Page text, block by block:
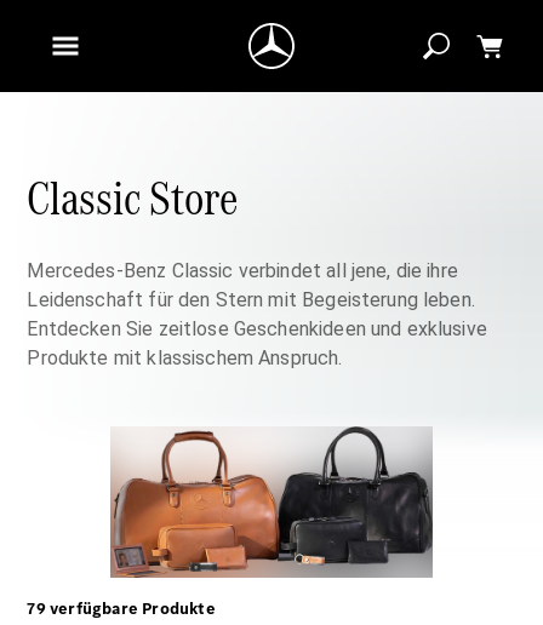
Classic Store
Mercedes‑Benz Classic verbindet all jene, die ihre
Leidenschaft für den Stern mit Begeisterung leben.
Entdecken Sie zeitlose Geschenkideen und exklusive
Produkte mit klassischem Anspruch.
79 verfügbare Produkte